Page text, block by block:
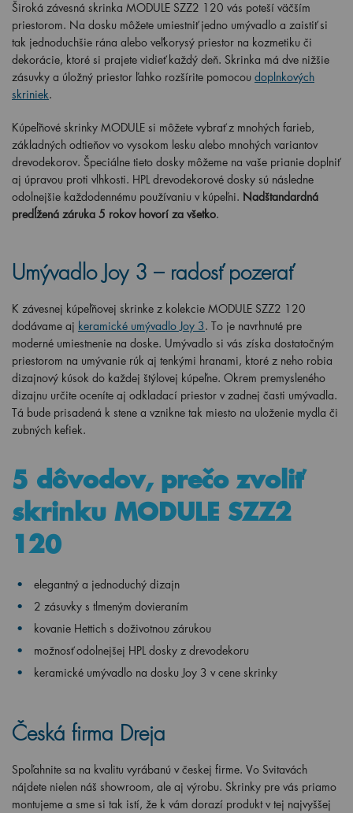
Široká závesná skrinka MODULE SZZ2 120 vás poteší väčším
priestorom. Na dosku môžete umiestniť jedno umývadlo a zaistiť si
tak jednoduchšie rána alebo veľkorysý priestor na kozmetiku či
dekorácie, ktoré si prajete vidieť každý deň. Skrinka má dve nižšie
zásuvky a úložný priestor ľahko rozšírite pomocou doplnkových
skriniek.
Kúpeľňové skrinky MODULE si môžete vybrať z mnohých farieb,
základných odtieňov vo vysokom lesku alebo mnohých variantov
drevodekorov. Špeciálne tieto dosky môžeme na vaše prianie doplniť
aj úpravou proti vlhkosti. HPL drevodekorové dosky sú následne
odolnejšie každodennému používaniu v kúpeľni. Nadštandardná
predĺžená záruka 5 rokov hovorí za všetko.
Umývadlo Joy 3 – radosť pozerať
K závesnej kúpeľňovej skrinke z kolekcie MODULE SZZ2 120
dodávame aj keramické umývadlo Joy 3. To je navrhnuté pre
moderné umiestnenie na doske. Umývadlo si vás získa dostatočným
priestorom na umývanie rúk aj tenkými hranami, ktoré z neho robia
dizajnový kúsok do každej štýlovej kúpeľne. Okrem premysleného
dizajnu určite oceníte aj odkladací priestor v zadnej časti umývadla.
Tá bude prisadená k stene a vznikne tak miesto na uloženie mydla či
zubných kefiek.
5 dôvodov, prečo zvoliť
skrinku MODULE SZZ2
120
elegantný a jednoduchý dizajn
2 zásuvky s tlmeným dovieraním
kovanie Hettich s doživotnou zárukou
možnosť odolnejšej HPL dosky z drevodekoru
keramické umývadlo na dosku Joy 3 v cene skrinky
Česká firma Dreja
Spoľahnite sa na kvalitu vyrábanú v českej firme. Vo Svitavách
nájdete nielen náš showroom, ale aj výrobu. Skrinky pre vás priamo
montujeme a sme si tak istí, že k vám dorazí produkt v tej najvyššej